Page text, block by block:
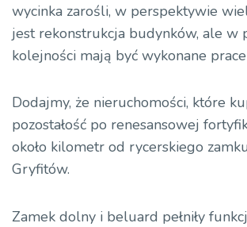
wycinka zarośli, w perspektywie
jest rekonstrukcja budynków, ale w
kolejności mają być wykonane
Dodajmy, że nieruchomości, które
pozostałość po renesansowej
około kilometr od rycerskiego
Gryfitów.
Zamek dolny i beluard pełniły